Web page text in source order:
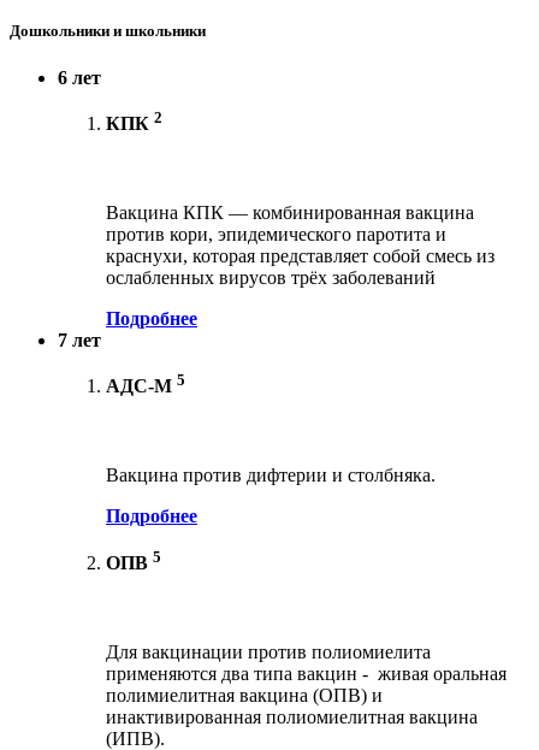
Дошкольники и школьники
6 лет
КПК 2
Вакцина КПК — комбинированная вакцина
против кори, эпидемического паротита и
краснухи, которая представляет собой смесь из
ослабленных вирусов трёх заболеваний
Подробнее
7 лет
АДС-М 5
Вакцина против дифтерии и столбняка.
Подробнее
ОПВ 5
Для вакцинации против полиомиелита
применяются два типа вакцин - живая оральная
полимиелитная вакцина (ОПВ) и
инактивированная полиомиелитная вакцина
(ИПВ).